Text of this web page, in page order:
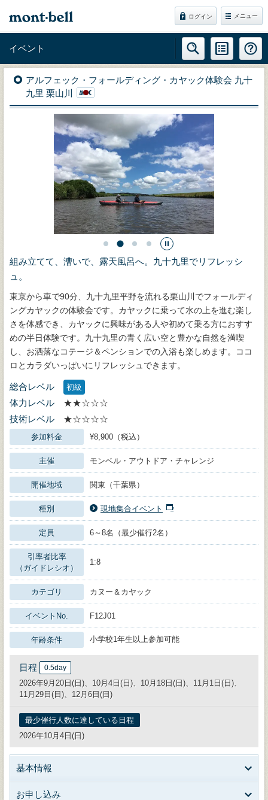
ログイン メニュー
イベント
アルフェック・フォールディング・カヤック体験会 九十
九里 栗山川
組み立てて、漕いで、露天風呂へ。九十九里でリフレッシ
ュ。
東京から車で90分、九十九里平野を流れる栗山川でフォールディ
ングカヤックの体験会です。カヤックに乗って水の上を進む楽し
さを体感でき、カヤックに興味がある人や初めて乗る方におすす
めの半日体験です。九十九里の青く広い空と豊かな自然を満喫
し、お洒落なコテージ＆ペンションでの入浴も楽しめます。ココ
ロとカラダいっぱいにリフレッシュできます。
総合レベル 初級
体力レベル
★★☆☆☆
技術レベル
★☆☆☆☆
参加料金 ¥8,900（税込）
主催 モンベル・アウトドア・チャレンジ
開催地域 関東（千葉県）
種別 現地集合イベント
定員 6～8名（最少催行2名）
引率者比率
（ガイドレシオ）
1:8
カテゴリ カヌー＆カヤック
イベントNo. F12J01
年齢条件 小学校1年生以上参加可能
日程 0.5day
2026年9月20日(日)、10月4日(日)、10月18日(日)、11月1日(日)、
11月29日(日)、12月6日(日)
最少催行人数に達している日程
2026年10月4日(日)
基本情報
お申し込み